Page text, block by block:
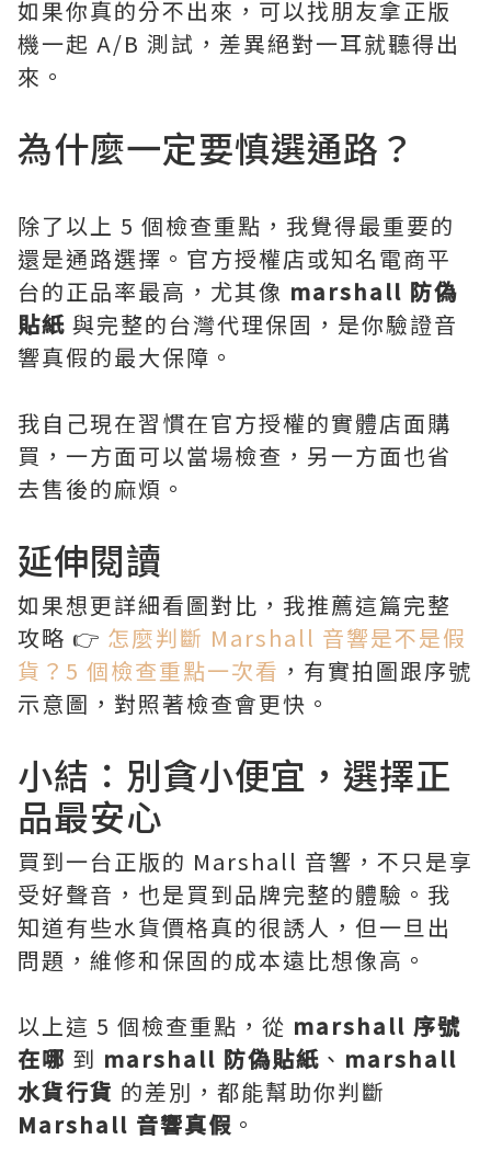
如果你真的分不出來，可以找朋友拿正版
機一起 A/B 測試，差異絕對一耳就聽得出
來。
為什麼一定要慎選通路？
除了以上 5 個檢查重點，我覺得最重要的
還是通路選擇。官方授權店或知名電商平
台的正品率最高，尤其像 marshall 防偽
貼紙 與完整的台灣代理保固，是你驗證音
響真假的最大保障。
我自己現在習慣在官方授權的實體店面購
買，一方面可以當場檢查，另一方面也省
去售後的麻煩。
延伸閱讀
如果想更詳細看圖對比，我推薦這篇完整
攻略 👉 怎麼判斷 Marshall 音響是不是假
貨？5 個檢查重點一次看 ，有實拍圖跟序號
示意圖，對照著檢查會更快。
小結：別貪小便宜，選擇正
品最安心
買到一台正版的 Marshall 音響，不只是享
受好聲音，也是買到品牌完整的體驗。我
知道有些水貨價格真的很誘人，但一旦出
問題，維修和保固的成本遠比想像高。
以上這 5 個檢查重點，從 marshall 序號
在哪 到 marshall 防偽貼紙 、 marshall
水貨行貨 的差別，都能幫助你判斷
Marshall 音響真假 。